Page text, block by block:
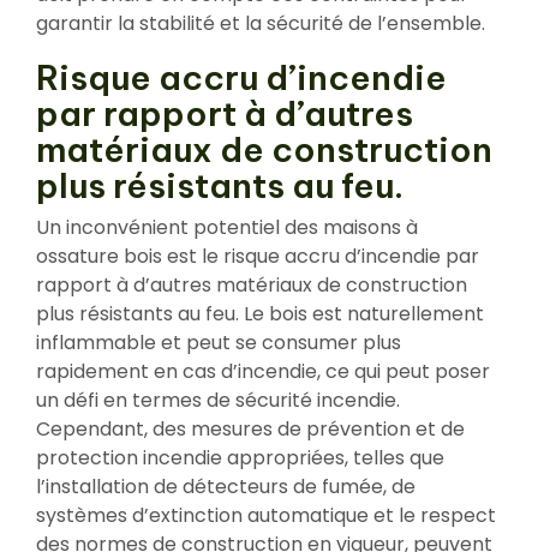
garantir la stabilité et la sécurité de l’ensemble.
Risque accru d’incendie
par rapport à d’autres
matériaux de construction
plus résistants au feu.
Un inconvénient potentiel des maisons à
ossature bois est le risque accru d’incendie par
rapport à d’autres matériaux de construction
plus résistants au feu. Le bois est naturellement
inflammable et peut se consumer plus
rapidement en cas d’incendie, ce qui peut poser
un défi en termes de sécurité incendie.
Cependant, des mesures de prévention et de
protection incendie appropriées, telles que
l’installation de détecteurs de fumée, de
systèmes d’extinction automatique et le respect
des normes de construction en vigueur, peuvent